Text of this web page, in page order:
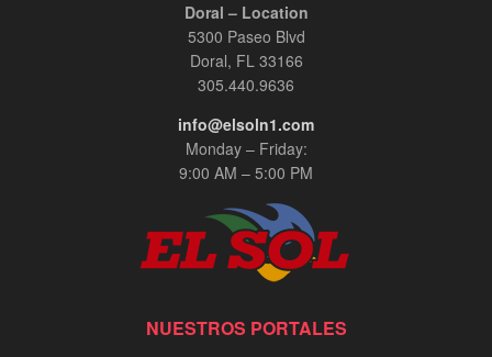
Doral – Location
5300 Paseo Blvd
Doral, FL 33166
305.440.9636
info@elsoln1.com
Monday – Friday:
9:00 AM – 5:00 PM
NUESTROS PORTALES